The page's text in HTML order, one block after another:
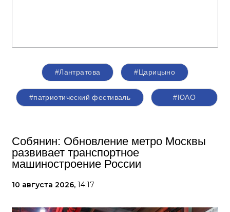
#Лантратова #Царицыно
#патриотический фестиваль #ЮАО
Собянин: Обновление метро Москвы
развивает транспортное
машиностроение России
10 августа 2026, 14:17